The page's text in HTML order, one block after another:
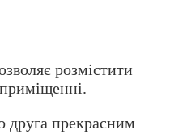
розмістити
друга прекрасним